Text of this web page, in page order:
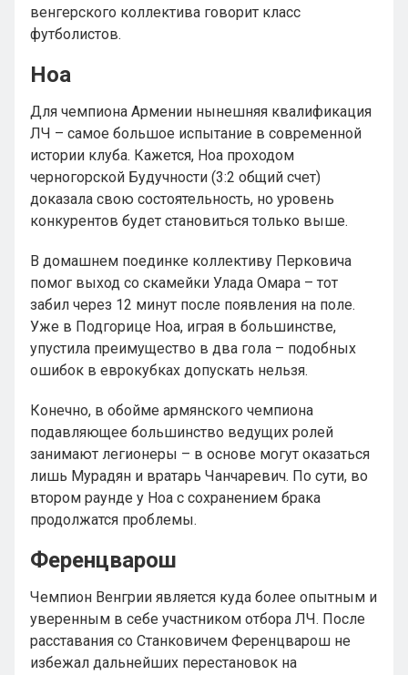
венгерского коллектива говорит класс
футболистов.
Ноа
Для чемпиона Армении нынешняя квалификация
ЛЧ – самое большое испытание в современной
истории клуба. Кажется, Ноа проходом
черногорской Будучности (3:2 общий счет)
доказала свою состоятельность, но уровень
конкурентов будет становиться только выше.
В домашнем поединке коллективу Перковича
помог выход со скамейки Улада Омара – тот
забил через 12 минут после появления на поле.
Уже в Подгорице Ноа, играя в большинстве,
упустила преимущество в два гола – подобных
ошибок в еврокубках допускать нельзя.
Конечно, в обойме армянского чемпиона
подавляющее большинство ведущих ролей
занимают легионеры – в основе могут оказаться
лишь Мурадян и вратарь Чанчаревич. По сути, во
втором раунде у Ноа с сохранением брака
продолжатся проблемы.
Ференцварош
Чемпион Венгрии является куда более опытным и
уверенным в себе участником отбора ЛЧ. После
расставания со Станковичем Ференцварош не
избежал дальнейших перестановок на